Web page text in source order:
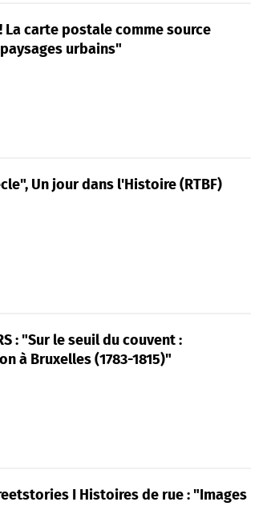
La carte postale comme source
urbains"
Un jour dans l'Histoire (RTBF)
: "Sur le seuil du couvent :
à Bruxelles (1783-1815)"
I Histoires de rue : "Images